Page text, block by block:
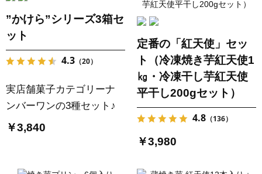
”かけら”シリーズ3箱セ
ット
4.3 （20）
実店舗菓子カテゴリーナ
ンバーワンの3種セット♪
￥3,840
定番の「紅天使」セッ
ト（冷凍焼き芋紅天使1
㎏・冷凍干し芋紅天使
平干し200gセット）
4.8 （136）
￥3,980